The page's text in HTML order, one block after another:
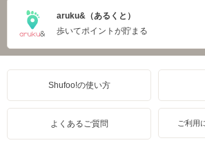
aruku&（あるくと）
歩いてポイントが貯まる
Shufoo!の使い方
よくあるご質問 ご利用